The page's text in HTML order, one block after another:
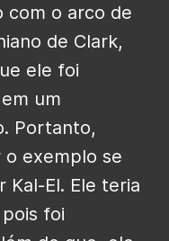
com o arco de
de Clark,
ele foi
um
Portanto,
exemplo se
Kal-El. Ele teria
foi